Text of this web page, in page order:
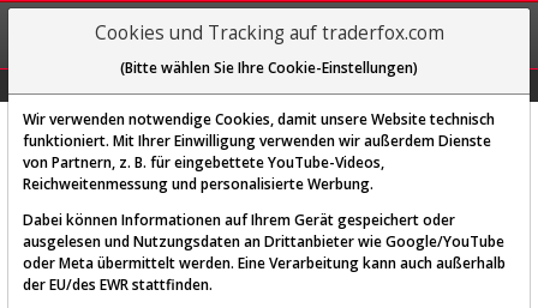
REGIS-
TRIEREN
Diese Funktion ist nur für
Cookies und Tracking auf traderfox.com
(Bitte wählen Sie Ihre Cookie-Einstellungen)
Wir verwenden notwendige Cookies, damit unsere Website technisch
funktioniert. Mit Ihrer Einwilligung verwenden wir außerdem Dienste
von Partnern, z. B. für eingebettete YouTube-Videos,
Reichweitenmessung und personalisierte Werbung.
Dabei können Informationen auf Ihrem Gerät gespeichert oder
ausgelesen und Nutzungsdaten an Drittanbieter wie Google/YouTube
oder Meta übermittelt werden. Eine Verarbeitung kann auch außerhalb
der EU/des EWR stattfinden.